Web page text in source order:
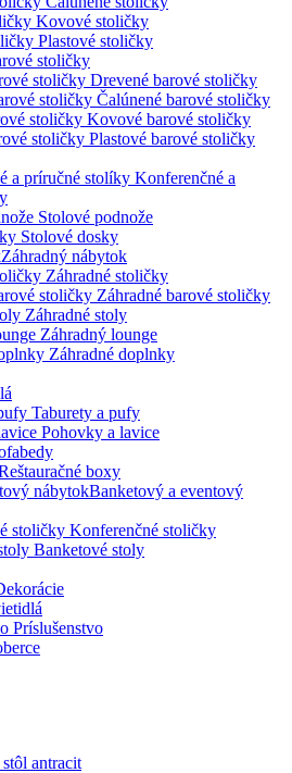
Kovové stoličky
Plastové stoličky
stoličky
Drevené barové stoličky
Čalúnené barové stoličky
Kovové barové stoličky
Plastové barové stoličky
Konferenčné a
Stolové podnože
Stolové dosky
Záhradný nábytok
Záhradné stoličky
Záhradné barové stoličky
Záhradné stoly
Záhradný lounge
Záhradné doplnky
Taburety a pufy
Pohovky a lavice
boxy
Banketový a eventový
Konferenčné stoličky
Banketové stoly
Príslušenstvo
antracit